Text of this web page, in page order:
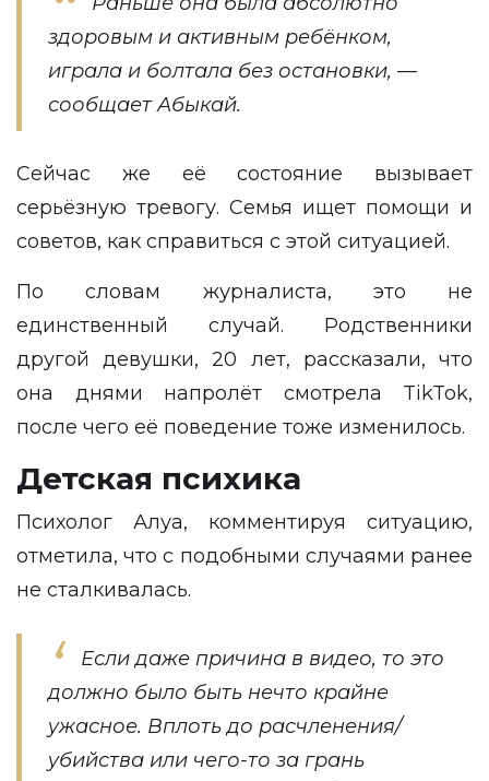
здоровым и активным ребёнком,
играла и болтала без остановки, —
сообщает Абыкай.
Сейчас же её состояние вызывает
серьёзную тревогу. Семья ищет помощи и
советов, как справиться с этой ситуацией.
По словам журналиста, это не
единственный случай. Родственники
другой девушки, 20 лет, рассказали, что
она днями напролёт смотрела TikTok,
после чего её поведение тоже изменилось.
Детская психика
Психолог Алуа, комментируя ситуацию,
отметила, что с подобными случаями ранее
не сталкивалась.
Если даже причина в видео, то это
должно было быть нечто крайне
ужасное. Вплоть до расчленения/
убийства или чего-то за грань